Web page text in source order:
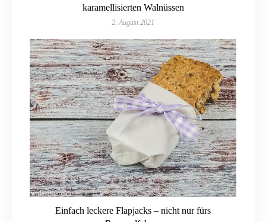
karamellisierten Walnüssen
2. August 2021
Einfach leckere Flapjacks – nicht nur fürs